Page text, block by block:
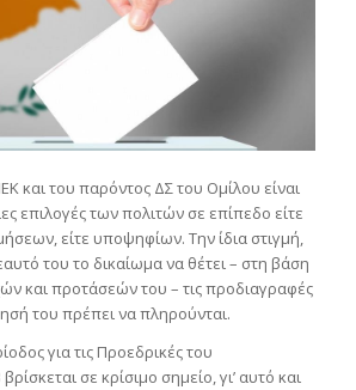
και του παρόντος ΔΣ του Ομίλου είναι
επιλογές των πολιτών σε επίπεδο είτε
είτε υποψηφίων. Την ίδια στιγμή,
του το δικαίωμα να θέτει – στη βάση
και προτάσεών του – τις προδιαγραφές
του πρέπει να πληρούνται.
για τις Προεδρικές του
σε κρίσιμο σημείο, γι’ αυτό και